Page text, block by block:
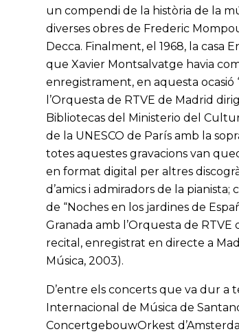
un compendi de la història de la
diverses obres de Frederic
Decca. Finalment, el 1968, la casa
que Xavier Montsalvatge havia
enregistrament, en aquesta ocasió
l’Orquesta de RTVE de Madrid
Bibliotecas del Ministerio del
de la UNESCO de París amb la
totes aquestes gravacions van
en format digital per altres
d’amics i admiradors de la
de “Noches en los jardines de
Granada amb l’Orquesta de RTVE
recital, enregistrat en directe a
Música, 2003).
D’entre els concerts que va dur a
Internacional de Música de
ConcertgebouwOrkest